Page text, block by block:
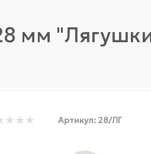
мм
Артикул: 28/ЛГ